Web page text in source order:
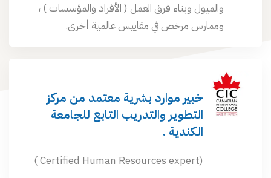
والميول وبناء فرق العمل ( الأفراد والمؤسسات ) ،
وممارس مرخص في مقاييس عالمية أخرى.
خبير موارد بشرية معتمد من مركز
التطوير والتدريب التابع للجامعة
الكندية .
(Certified Human Resources expert )